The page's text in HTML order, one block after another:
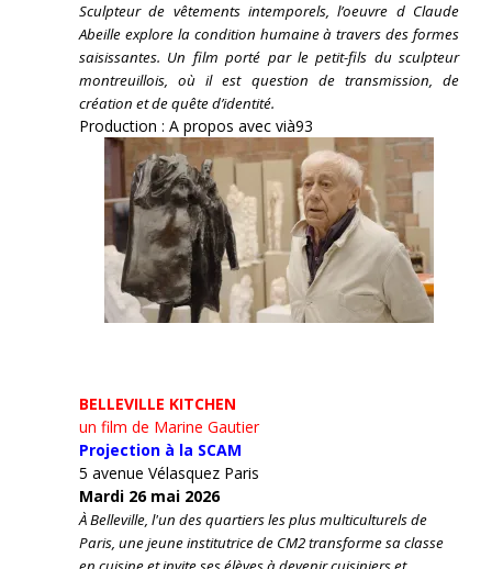
Sculpteur de vêtements intemporels, l’oeuvre d Claude
Abeille explore la condition humaine à travers des formes
saisissantes. Un film porté par le petit-fils du sculpteur
montreuillois, où il est question de transmission, de
création et de quête d’identité.
Production : A propos avec vià93
BELLEVILLE KITCHEN
un film de Marine Gautier
Projection à la SCAM
5 avenue Vélasquez Paris
Mardi 26 mai 2026
À Belleville, l'un des quartiers les plus multiculturels de
Paris, une jeune institutrice de CM2 transforme sa classe